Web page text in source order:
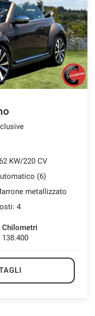
KW/220 CV
(6)
metallizzato
4
Chilometri
138.400